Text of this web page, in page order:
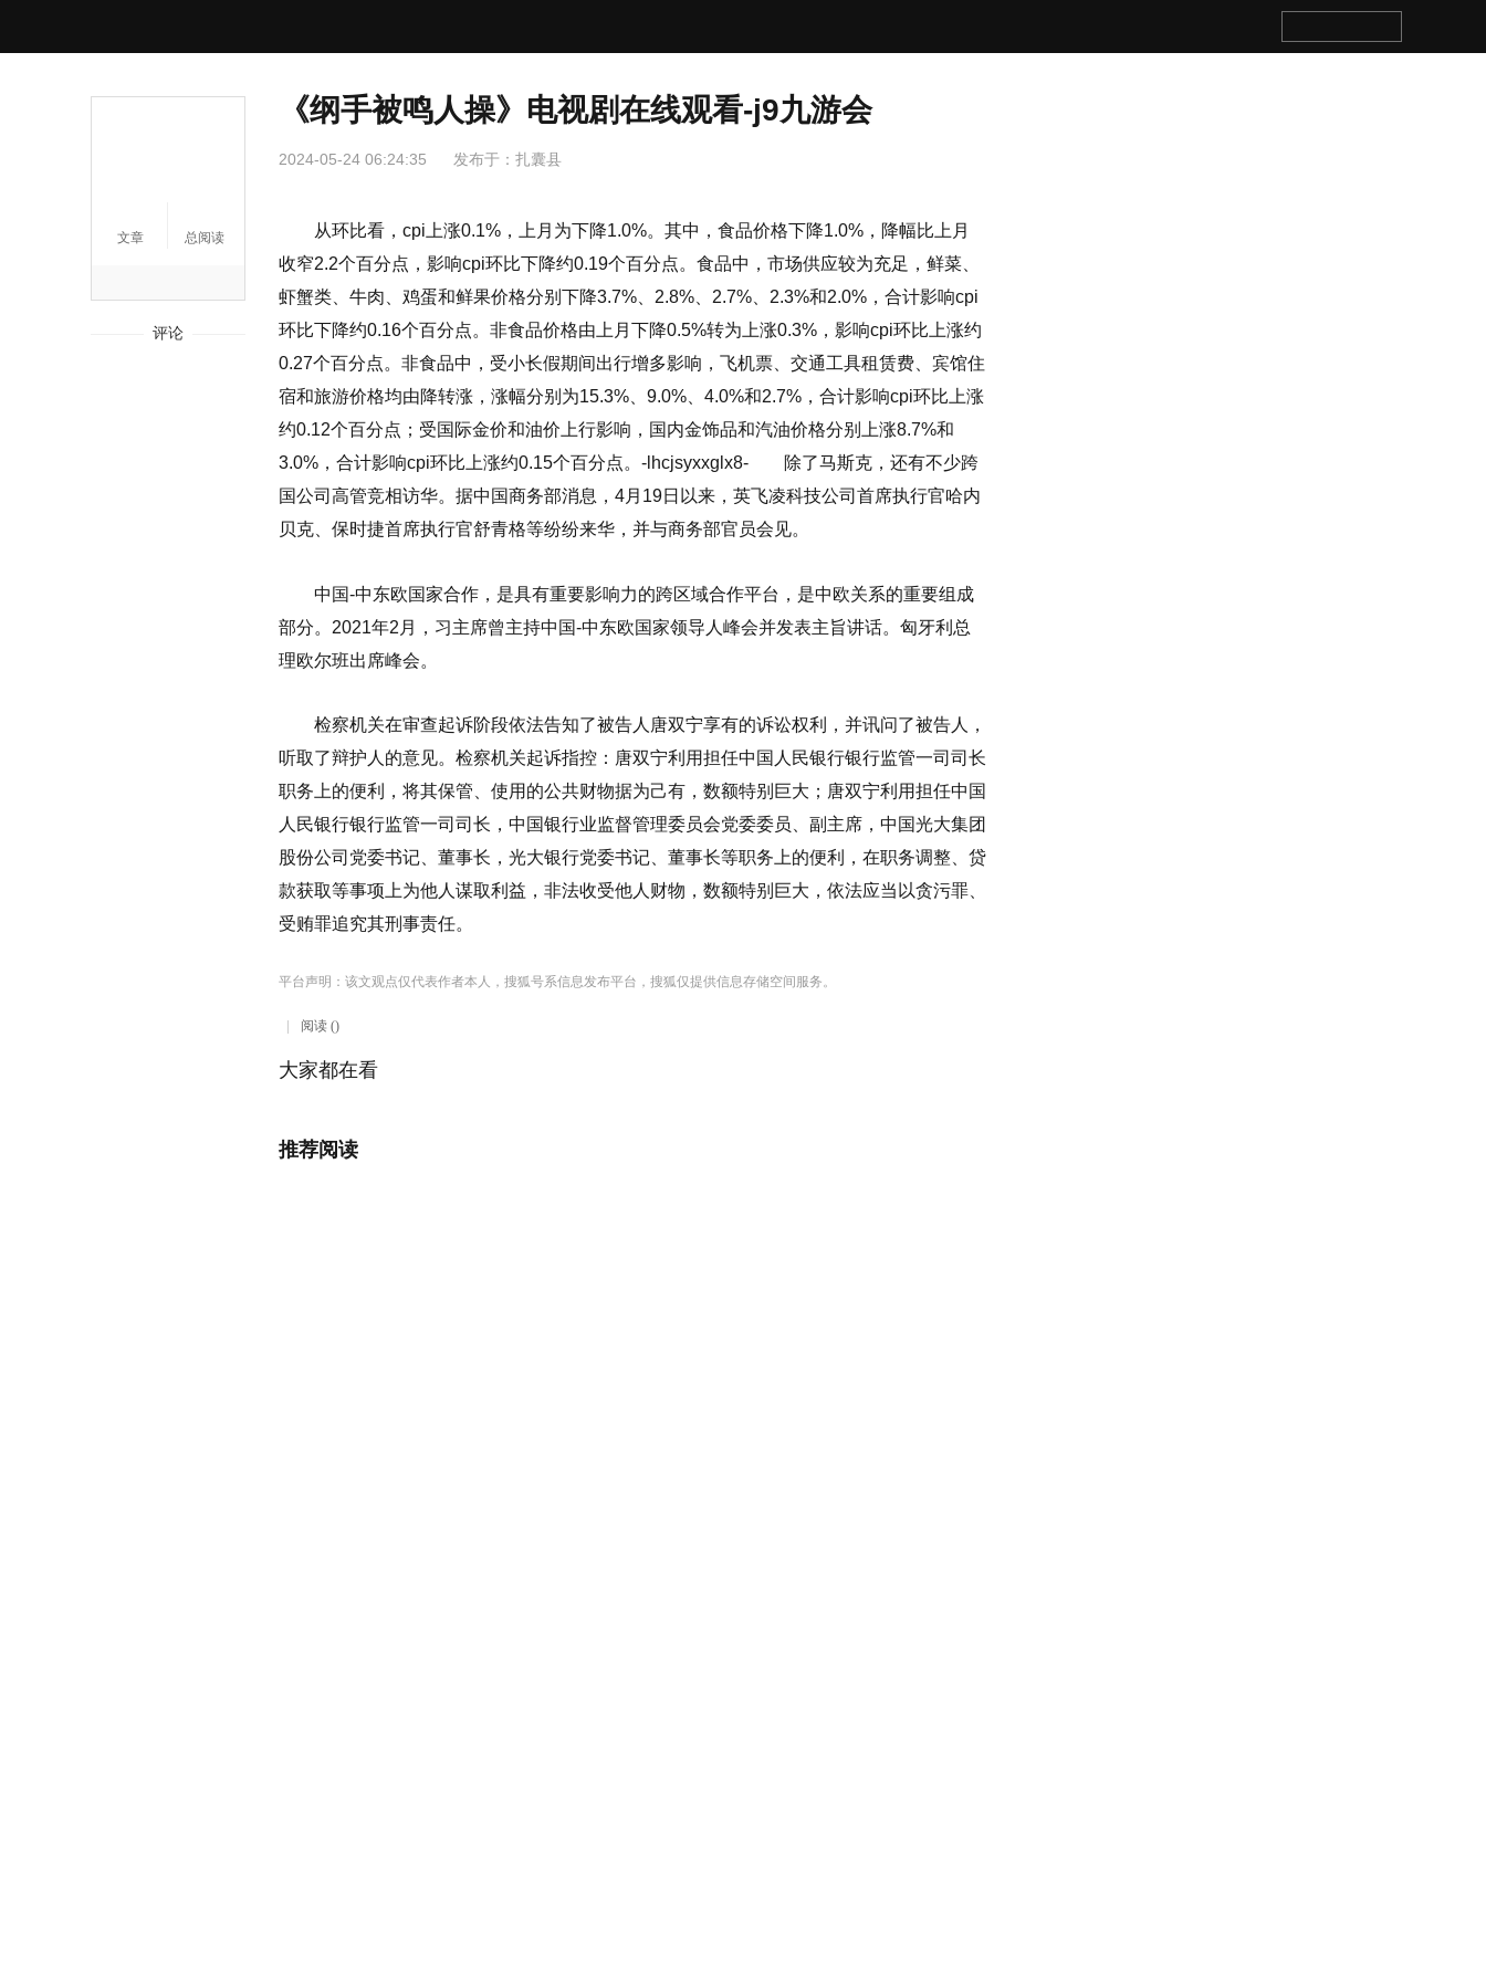
文章 总阅读
评论
《纲手被鸣人操》电视剧在线观看-j9九游会
2024-05-24 06:24:35 发布于： 扎囊县
从环比看，cpi上涨0.1%，上月为下降1.0%。其中，食品价格下降1.0%，降幅比上月
收窄2.2个百分点，影响cpi环比下降约0.19个百分点。食品中，市场供应较为充足，鲜菜、
虾蟹类、牛肉、鸡蛋和鲜果价格分别下降3.7%、2.8%、2.7%、2.3%和2.0%，合计影响cpi
环比下降约0.16个百分点。非食品价格由上月下降0.5%转为上涨0.3%，影响cpi环比上涨约
0.27个百分点。非食品中，受小长假期间出行增多影响，飞机票、交通工具租赁费、宾馆住
宿和旅游价格均由降转涨，涨幅分别为15.3%、9.0%、4.0%和2.7%，合计影响cpi环比上涨
约0.12个百分点；受国际金价和油价上行影响，国内金饰品和汽油价格分别上涨8.7%和
3.0%，合计影响cpi环比上涨约0.15个百分点。-lhcjsyxxglx8- 除了马斯克，还有不少跨
国公司高管竞相访华。据中国商务部消息，4月19日以来，英飞凌科技公司首席执行官哈内
贝克、保时捷首席执行官舒青格等纷纷来华，并与商务部官员会见。
中国-中东欧国家合作，是具有重要影响力的跨区域合作平台，是中欧关系的重要组成
部分。2021年2月，习主席曾主持中国-中东欧国家领导人峰会并发表主旨讲话。匈牙利总
理欧尔班出席峰会。
检察机关在审查起诉阶段依法告知了被告人唐双宁享有的诉讼权利，并讯问了被告人，
听取了辩护人的意见。检察机关起诉指控：唐双宁利用担任中国人民银行银行监管一司司长
职务上的便利，将其保管、使用的公共财物据为己有，数额特别巨大；唐双宁利用担任中国
人民银行银行监管一司司长，中国银行业监督管理委员会党委委员、副主席，中国光大集团
股份公司党委书记、董事长，光大银行党委书记、董事长等职务上的便利，在职务调整、贷
款获取等事项上为他人谋取利益，非法收受他人财物，数额特别巨大，依法应当以贪污罪、
受贿罪追究其刑事责任。
平台声明：该文观点仅代表作者本人，搜狐号系信息发布平台，搜狐仅提供信息存储空间服务。
阅读 ()
大家都在看
推荐阅读